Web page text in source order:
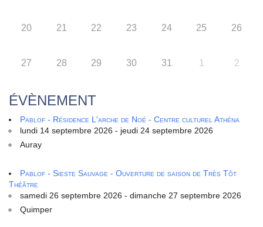
20 21 22 23 24 25 26
27 28 29 30 31 1 2
ÉVÈNEMENT
Pablof - Résidence L'arche de Noé - Centre culturel Athéna
lundi 14 septembre 2026 - jeudi 24 septembre 2026
Auray
Pablof - Sieste Sauvage - Ouverture de saison de Très Tôt
Théâtre
samedi 26 septembre 2026 - dimanche 27 septembre 2026
Quimper